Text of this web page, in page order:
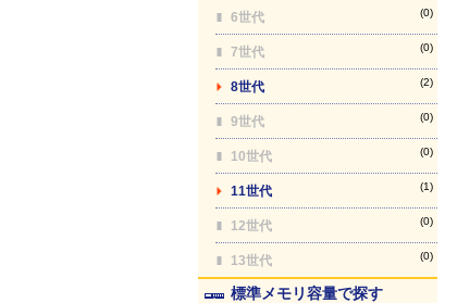
6世代 (0)
7世代 (0)
8世代 (2)
9世代 (0)
10世代 (0)
11世代 (1)
12世代 (0)
13世代 (0)
標準メモリ容量で探す